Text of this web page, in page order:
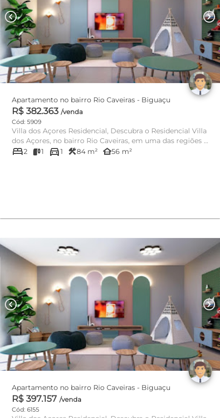
chevron_left chevron_right
Apartamento no bairro Rio Caveiras - Biguaçu
R$ 382.363 /venda
Cód: 5909
Villa dos Açores Residencial, Descubra o Residencial Villa
dos Açores, no bairro Rio Caveiras, em uma das regiões ...
bed2 1 directions_car1 construction84 m² other_houses56 m²
chevron_left chevron_right
Apartamento no bairro Rio Caveiras - Biguaçu
R$ 397.157 /venda
Cód: 6155